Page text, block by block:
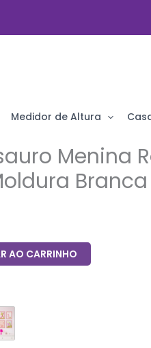
Medidor de Altura
Menina
Branca
AO CARRINHO